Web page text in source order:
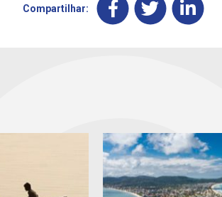
Compartilhar: